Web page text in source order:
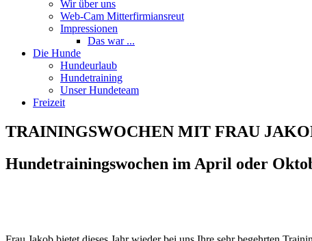
Wir über uns
Web-Cam Mitterfirmiansreut
Impressionen
Das war ...
Die Hunde
Hundeurlaub
Hundetraining
Unser Hundeteam
Freizeit
TRAININGSWOCHEN MIT FRAU
Hundetrainingswochen im April oder